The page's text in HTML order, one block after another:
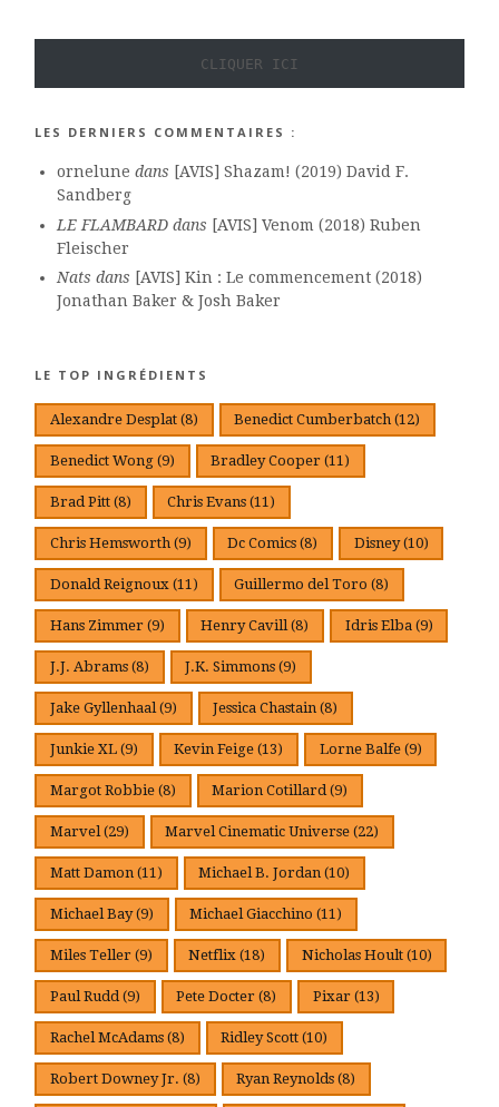
CLIQUER ICI
LES DERNIERS COMMENTAIRES :
ornelune dans [AVIS] Shazam! (2019) David F.
Sandberg
LE FLAMBARDdans [AVIS] Venom (2018) Ruben
Fleischer
Nats dans [AVIS] Kin : Le commencement (2018)
Jonathan Baker & Josh Baker
LE TOP INGRÉDIENTS
Alexandre Desplat (8) Benedict Cumberbatch (12)
Benedict Wong (9) Bradley Cooper (11)
Brad Pitt (8) Chris Evans (11)
Chris Hemsworth (9) Dc Comics (8) Disney(10)
Donald Reignoux (11) Guillermo del Toro (8)
Hans Zimmer (9) Henry Cavill(8) Idris Elba(9)
J.J. Abrams (8) J.K. Simmons (9)
Jake Gyllenhaal(9) Jessica Chastain (8)
Junkie XL (9) Kevin Feige (13) Lorne Balfe(9)
Margot Robbie (8) Marion Cotillard(9)
Marvel(29) Marvel Cinematic Universe (22)
Matt Damon (11) Michael B. Jordan (10)
Michael Bay(9) Michael Giacchino (11)
Miles Teller (9) Netflix (18) Nicholas Hoult(10)
Paul Rudd(9) Pete Docter (8) Pixar(13)
Rachel McAdams (8) Ridley Scott (10)
Robert Downey Jr. (8) Ryan Reynolds (8)